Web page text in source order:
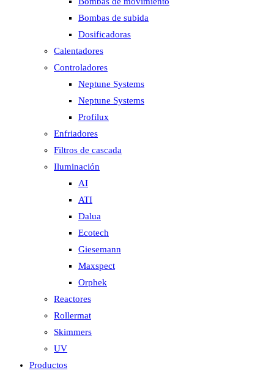
Bombas de subida
Dosificadoras
Calentadores
Controladores
Neptune Systems
Neptune Systems
Profilux
Enfriadores
Filtros de cascada
Iluminación
AI
ATI
Dalua
Ecotech
Giesemann
Maxspect
Orphek
Reactores
Rollermat
Skimmers
UV
Productos